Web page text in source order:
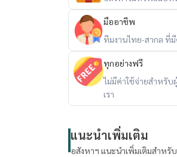
Location:
**********************
ให้เช่า ริธึ่ม สุขุมวิท42 1
RefID: OJ_093_RT42
ราคาเช่า 25,000 บาท/เดื
** ยินดีต้อนรับ Co-Agent
มืออาชีพ
ทีมงานไทย-สากล ที่
ทุกอย่างฟรี
ไม่มีค่าใช้จ่ายสำหรับ
เรา
แนะนำเพิ่มเติม
อสังหาฯ แนะนำเพิ่มเติมสำหรั